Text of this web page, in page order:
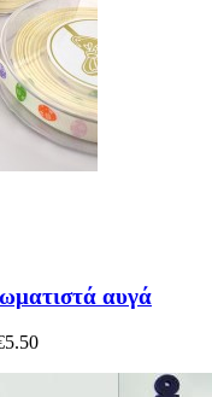
αυγά